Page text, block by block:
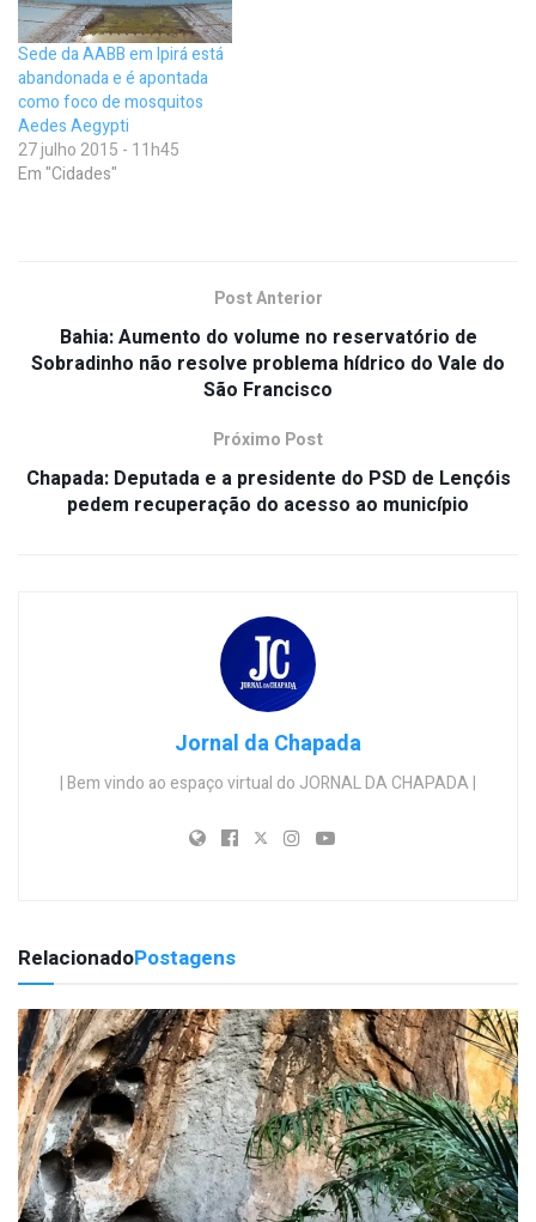
Sede da AABB em Ipirá está
abandonada e é apontada
como foco de mosquitos
Aedes Aegypti
27 julho 2015 - 11h45
Em "Cidades"
Post Anterior
Bahia: Aumento do volume no reservatório de
Sobradinho não resolve problema hídrico do Vale do
São Francisco
Próximo Post
Chapada: Deputada e a presidente do PSD de Lençóis
pedem recuperação do acesso ao município
Jornal da Chapada
| Bem vindo ao espaço virtual do JORNAL DA CHAPADA |
RelacionadoPostagens